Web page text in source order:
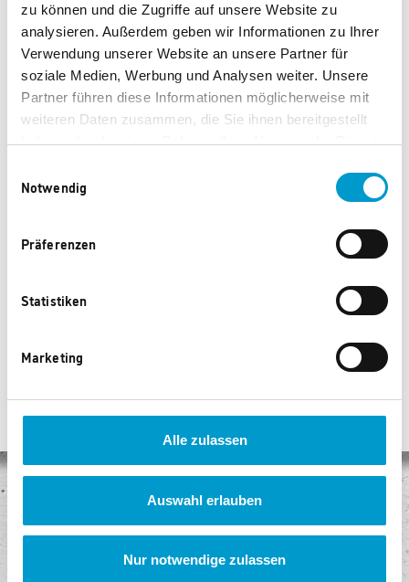
zu können und die Zugriffe auf unsere Website zu
analysieren. Außerdem geben wir Informationen zu Ihrer
Verwendung unserer Website an unsere Partner für
soziale Medien, Werbung und Analysen weiter. Unsere
Partner führen diese Informationen möglicherweise mit
weiteren Daten zusammen, die Sie ihnen bereitgestellt
haben oder die sie im Rahmen Ihrer Nutzung der Dienste
Notwendig
Präferenzen
Statistiken
Marketing
Alle zulassen
Auswahl erlauben
Nur notwendige zulassen
WMF Salatbesteck Nuova
25cm
950 Punkte
Ross Geschirrtücher 3er
Pack
1.010 Punkte
Genius® Twist N Joy
Zerkleinerer
Thermos Isolierbecher
Keine Versandkosten
Egal, wie viel Sie kaufen, Sie bezahlen keine Versandkosten!
Sicheres Einkaufen